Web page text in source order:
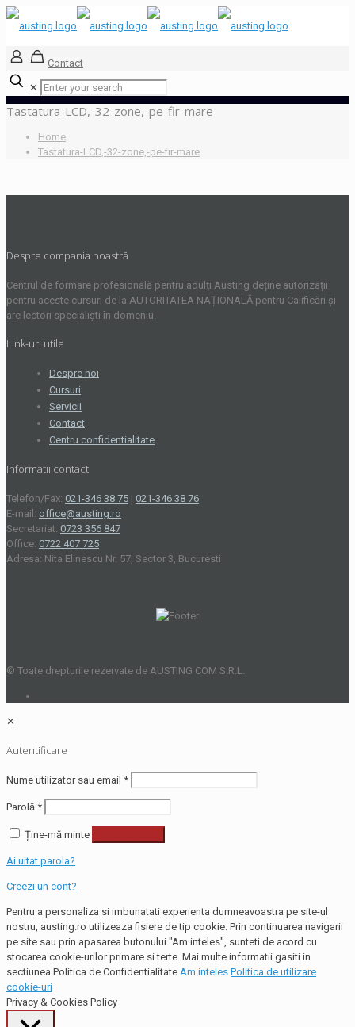
Contact
✕
Tastatura-LCD,-32-zone,-pe-fir-mare
Home
Tastatura-LCD,-32-zone,-pe-fir-mare
Despre compania noastră
Centrul de formare profesională pentru adulți Austing deține autorizații
pentru aceste cursuri de la AUTORITATEA NAȚIONALĂ pentru Calificări și
are lectori specialiști în domeniu.
Link-uri utile
Despre noi
Cursuri
Servicii
Contact
Centru confidentialitate
Informatii contact
Telefon/Fax: 021-346 38 75 | 021-346 38 76
E-mail: office@austing.ro
Secretariat: 0723 356 847
Office: 0722 407 725
Adresa: Nita Elinescu Nr. 57, Sector 3, Bucuresti
© Toate drepturile rezervate de AUSTING COM S.R.L.
✕
Autentificare
Nume utilizator sau email *
Parolă *
Ține-mă minte
Ai uitat parola?
Creezi un cont?
Pentru a personaliza si imbunatati experienta dumneavoastra pe site-ul
nostru, austing.ro utilizeaza fisiere de tip cookie. Prin continuarea navigarii
pe site sau prin apasarea butonului "Am inteles", sunteti de acord cu
stocarea cookie-urilor primare si terte. Mai multe informatii gasiti in
sectiunea Politica de Confidentialitate. Am inteles Politica de utilizare
cookie-uri
Privacy & Cookies Policy